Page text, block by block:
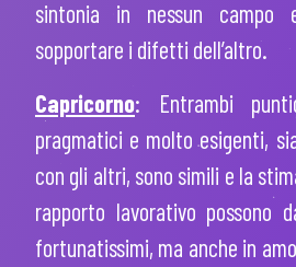
sintonia in nessun
sopportare i difetti dell’altro.
Capricorno: Entrambi
pragmatici e molto esigenti,
con gli altri, sono simili e la
rapporto lavorativo possono
fortunatissimi, ma anche in